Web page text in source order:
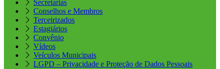
Secretarias
Conselhos e Membros
Terceirizados
Estagiários
Convênio
Vídeos
Veículos Municipais
LGPD – Privacidade e Proteção de Dados Pessoais